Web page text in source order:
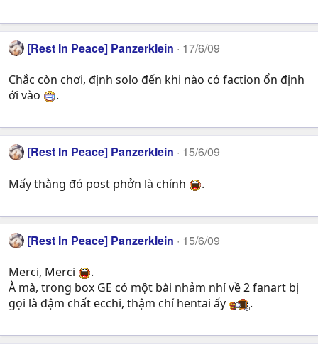
[Rest In Peace] Panzerklein 17/6/09
Chắc còn chơi, định solo đến khi nào có faction ổn định
ới vào
.
[Rest In Peace] Panzerklein 15/6/09
Mấy thằng đó post phởn là chính .
[Rest In Peace] Panzerklein 15/6/09
Merci, Merci
.
À mà, trong box GE có một bài nhảm nhí về 2 fanart bị
gọi là đậm chất ecchi, thậm chí hentai ấy
.